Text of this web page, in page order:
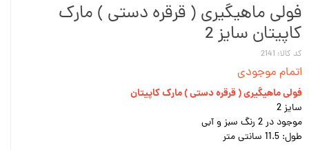
فولی ماهیگیری ( قرقره دستی ) مارک
کاپیتان سایز 2
کد کالا: 2141
اتمام موجودی
فولی ماهیگیری ( قرقره دستی ) مارک کاپیتان
سایز 2
موجود در 2 رنگ سبز و آبی
طول: 11.5 سانتی متر